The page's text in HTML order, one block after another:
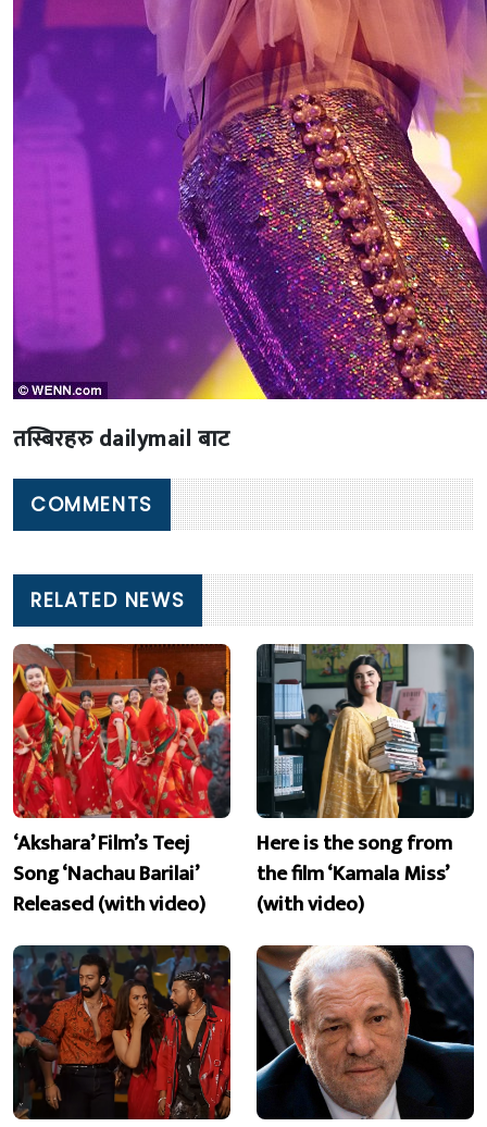
तस्बिरहरु dailymail बाट
COMMENTS
RELATED NEWS
‘Akshara’ Film’s Teej
Song ‘Nachau Barilai’
Released (with video)
Here is the song from
the film ‘Kamala Miss’
(with video)